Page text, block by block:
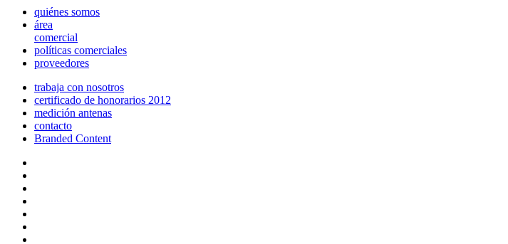
quiénes somos
área
comercial
políticas comerciales
proveedores
trabaja con nosotros
certificado de honorarios 2012
medición antenas
contacto
Branded Content